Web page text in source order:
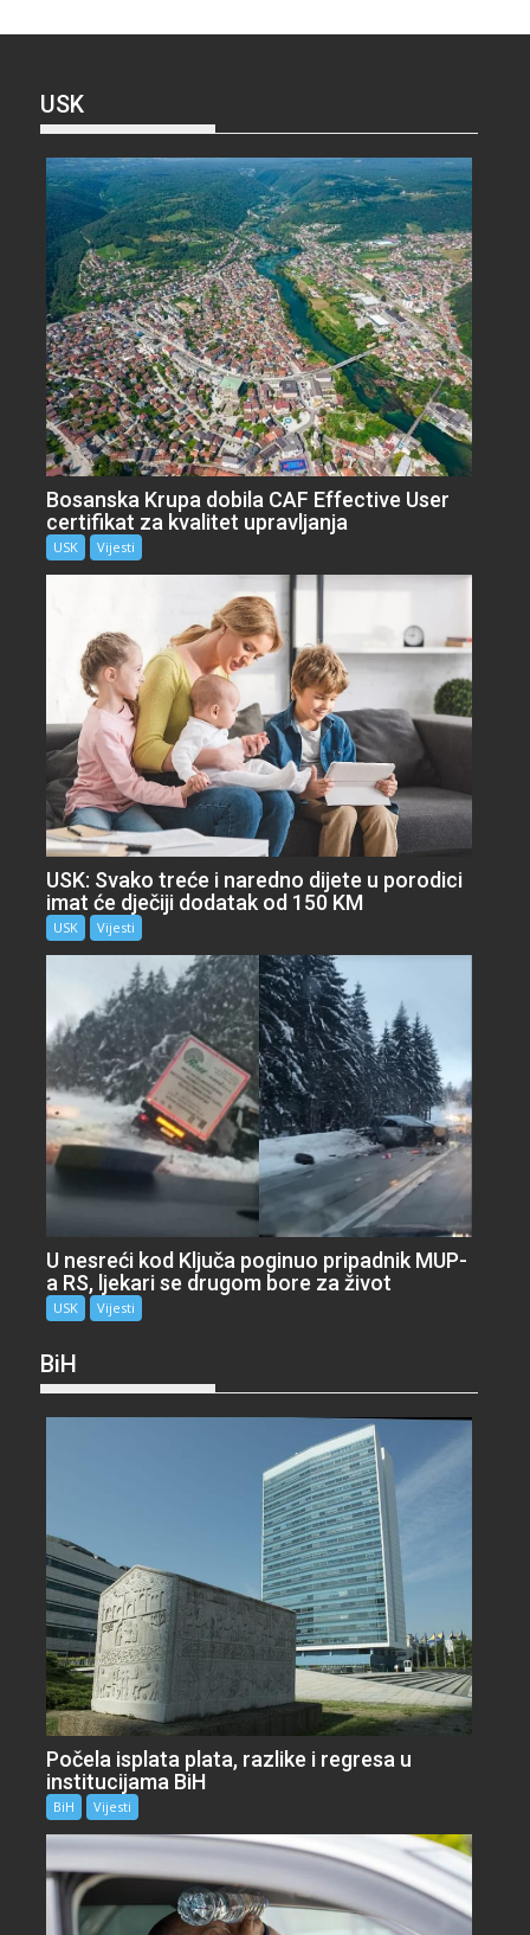
USK
Bosanska Krupa dobila CAF Effective User
certifikat za kvalitet upravljanja
USK Vijesti
USK: Svako treće i naredno dijete u porodici
imat će dječiji dodatak od 150 KM
USK Vijesti
U nesreći kod Ključa poginuo pripadnik MUP-
a RS, ljekari se drugom bore za život
USK Vijesti
BiH
Počela isplata plata, razlike i regresa u
institucijama BiH
BiH Vijesti